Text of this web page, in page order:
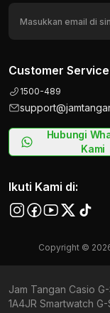
Customer Service
1500-489
Hubungi
Kami
Ikuti Kami di:
Copyright ©
Jam Tangan Casio
1A4JR Smartwatch